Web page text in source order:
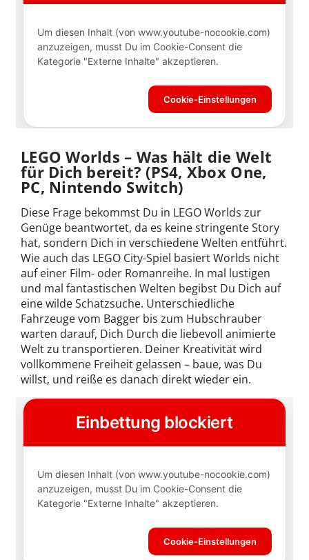
LEGO Worlds – Was hält die Welt
für Dich bereit? (PS4, Xbox One,
PC, Nintendo Switch)
Diese Frage bekommst Du in LEGO Worlds zur
Genüge beantwortet, da es keine stringente Story
hat, sondern Dich in verschiedene Welten entführt.
Wie auch das LEGO City-Spiel basiert Worlds nicht
auf einer Film- oder Romanreihe. In mal lustigen
und mal fantastischen Welten begibst Du Dich auf
eine wilde Schatzsuche. Unterschiedliche
Fahrzeuge vom Bagger bis zum Hubschrauber
warten darauf, Dich Durch die liebevoll animierte
Welt zu transportieren. Deiner Kreativität wird
vollkommene Freiheit gelassen – baue, was Du
willst, und reiße es danach direkt wieder ein.